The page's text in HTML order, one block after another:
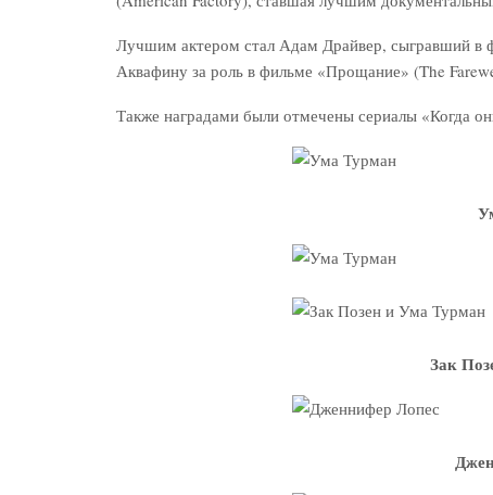
Лучшим актером стал Адам Драйвер, сыгравший в
Аквафину за роль в фильме «Прощание» (The
Также наградами были отмечены сериалы «Когда
Зак